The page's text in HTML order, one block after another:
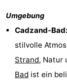
Medizin
Zeeland
Umgebung
Cadzand-Bad:
stilvolle
Strand, Natur
Bad ist ein